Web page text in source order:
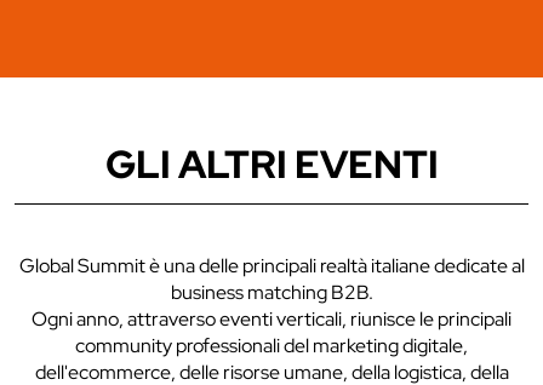
GLI ALTRI EVENTI
Global Summit è una delle principali realtà italiane dedicate al
business matching B2B.
Ogni anno, attraverso eventi verticali, riunisce le principali
community professionali del marketing digitale,
dell'ecommerce, delle risorse umane, della logistica, della